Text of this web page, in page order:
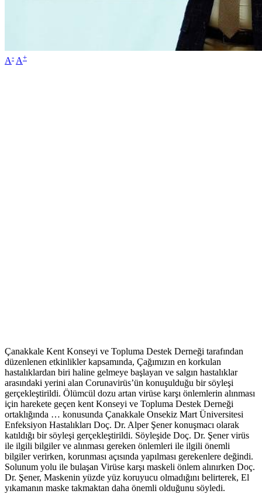
A- A+
Çanakkale Kent Konseyi ve Topluma Destek Derneği tarafından
düzenlenen etkinlikler kapsamında, Çağımızın en korkulan
hastalıklardan biri haline gelmeye başlayan ve salgın hastalıklar
arasındaki yerini alan Corunavirüs’ün konuşulduğu bir söyleşi
gerçekleştirildi. Ölümcül dozu artan virüse karşı önlemlerin alınması
için harekete geçen kent Konseyi ve Topluma Destek Derneği
ortaklığında … konusunda Çanakkale Onsekiz Mart Üniversitesi
Enfeksiyon Hastalıkları Doç. Dr. Alper Şener konuşmacı olarak
katıldığı bir söyleşi gerçekleştirildi. Söyleşide Doç. Dr. Şener virüs
ile ilgili bilgiler ve alınması gereken önlemleri ile ilgili önemli
bilgiler verirken, korunması açısında yapılması gerekenlere değindi.
Solunum yolu ile bulaşan Virüse karşı maskeli önlem alınırken Doç.
Dr. Şener, Maskenin yüzde yüz koruyucu olmadığını belirterek, El
yıkamanın maske takmaktan daha önemli olduğunu söyledi.